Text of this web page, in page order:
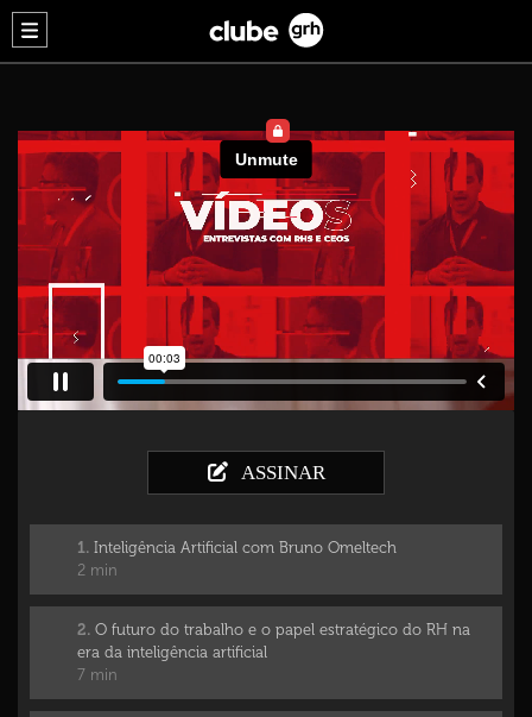
ASSINAR
1. Inteligência Artificial com Bruno Omeltech
2 min
2. O futuro do trabalho e o papel estratégico do RH na
era da inteligência artificial
7 min